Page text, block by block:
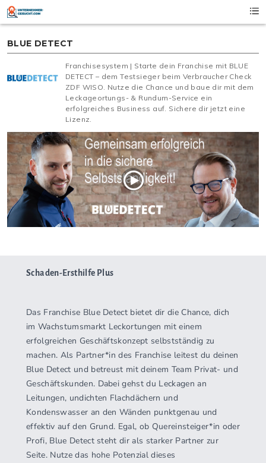
Skip
content
BLUE DETECT
Franchisesystem | Starte dein Franchise mit BLUE
DETECT – dem Testsieger beim Verbraucher Check
ZDF WISO. Nutze die Chance und baue dir mit dem
Leckageortungs- & Rundum-Service ein
erfolgreiches Business auf. Sichere dir jetzt eine
Lizenz.